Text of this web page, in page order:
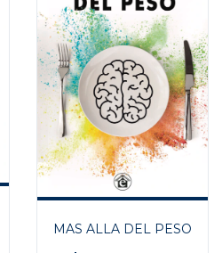
MAS ALLA DEL PESO